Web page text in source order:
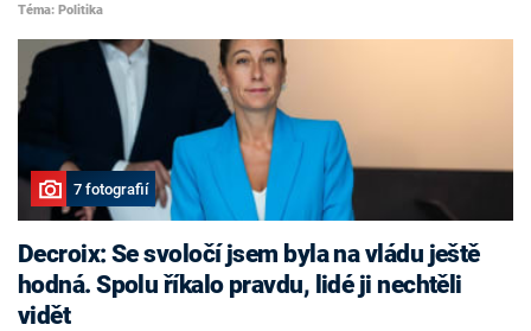
Téma: Politika
7 fotografií
Decroix: Se svoločí jsem byla na vládu ještě
hodná. Spolu říkalo pravdu, lidé ji nechtěli
vidět